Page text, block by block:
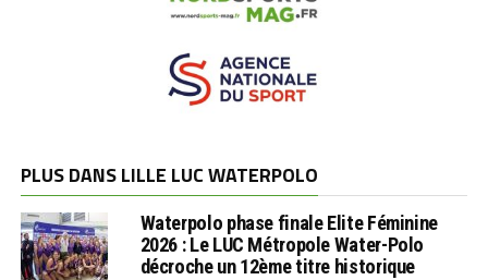
PLUS DANS LILLE LUC WATERPOLO
Waterpolo phase finale Elite Féminine
2026 : Le LUC Métropole Water-Polo
décroche un 12ème titre historique